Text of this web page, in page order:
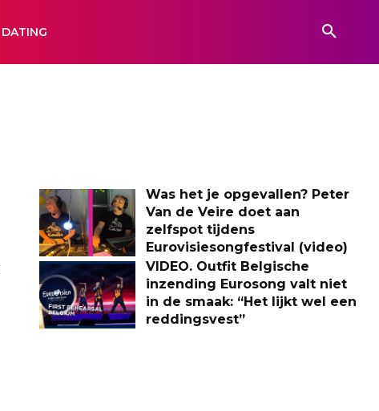
DATING
Was het je opgevallen? Peter
Van de Veire doet aan
zelfspot tijdens
Eurovisiesongfestival (video)
VIDEO. Outfit Belgische
inzending Eurosong valt niet
in de smaak: “Het lijkt wel een
reddingsvest”